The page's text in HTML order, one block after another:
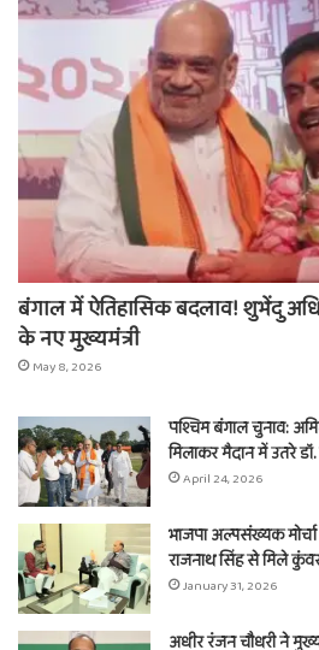
बंगाल में ऐतिहासिक बदलाव! शुभेंदु
के नए मुख्यमंत्री
May 8, 2026
पश्चिम बंगाल चुनाव:
मिलाकर मैदान में उतरे
April 24, 2026
भाजपा अल्पसंख्यक मोर्चा
राजनाथ सिंह से मिले
January 31, 2026
अधीर रंजन चौधरी ने